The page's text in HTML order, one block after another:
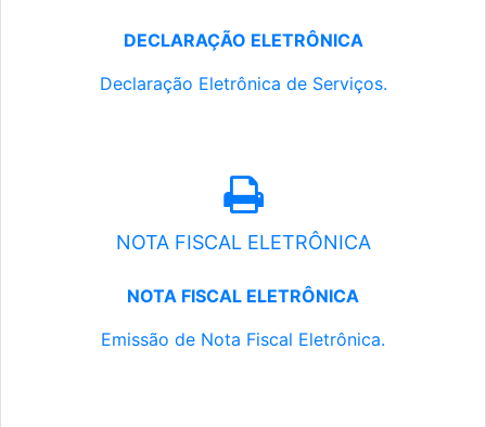
DECLARAÇÃO ELETRÔNICA
Declaração Eletrônica de Serviços.
NOTA FISCAL ELETRÔNICA
NOTA FISCAL ELETRÔNICA
Emissão de Nota Fiscal Eletrônica.